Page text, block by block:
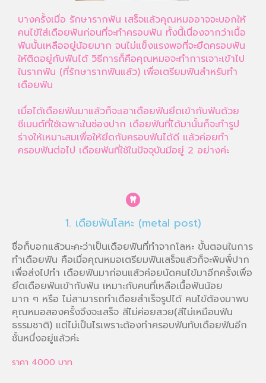
บางครั้งเมื่อ รักษารากฟัน เสร็จแล้วคุณหมออาจจะบอกให้
คนไข้ใส่เดือยฟันก่อนที่จะทำครอบฟัน ทั้งนี้เนื่องจากว่าเนื้อ
ฟันนั้นเหลืออยู่น้อยมาก จนไม่แข็งแรงพอที่จะยึดครอบฟัน
ให้ติดอยู่กับฟันได้ วิธีการก็คือคุณหมอจะทำการเจาะเข้าไป
ในรากฟัน (ที่รักษารากฟันแล้ว) เพื่อเตรียมฟันสำหรับทำ
เดือยฟัน
เมื่อได้เดือยฟันมาแล้วก็จะเอาเดือยฟันยึดเข้ากับฟันด้วย
ซีเมนต์ที่ใช้เฉพาะในช่องปาก เดือยฟันที่ได้มานั้นก็จะทำรูป
ร่างให้เหมาะสมเพื่อให้ยึดกับครอบฟันได้ดี แล้วค่อยทำ
ครอบฟันต่อไป เดือยฟันที่ใช้ในปัจจุบันมีอยู่ 2 อย่างค่ะ
1. เดือยฟันโลหะ (metal post)
ชื่อก็บอกแล้วนะคะว่าเป็นเดือยฟันที่ทำจากโลหะ ขั้นตอนในการ
ทำเดือยฟัน คือเมื่อคุณหมอเตรียมฟันเสร็จแล้วก็จะพิมพิ์ปาก
เพื่อส่งไปทำ เดือยฟันมาก่อนแล้วค่อยนัดคนไข้มาอีกครั้งเพื่อ
ยึดเดือยฟันเข้ากับฟัน เหมาะกับคนที่เหลือเนื้อฟันน้อย
มาก ๆ หรือ ไม่สามารถทำเดือยสำเร็จรูปได้ คนไข้ต้องมาพบ
คุณหมอสองครั้งจึงจะเสร็จ สีไม่ค่อยสวย(สีไม่เหมือนฟัน
ธรรมชาติ) แต่ไม่เป็นไรเพราะต้องทำครอบฟันทับเดือยฟันอีก
ชั้นหนึ่งอยู่แล้วค่ะ
ราคา 4000 บาท